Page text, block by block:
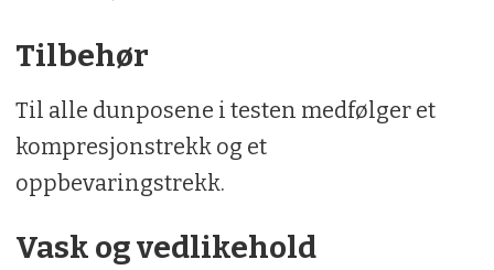
Tilbehør
Til alle dunposene i testen medfølger et
kompresjonstrekk og et
oppbevaringstrekk.
Vask og vedlikehold